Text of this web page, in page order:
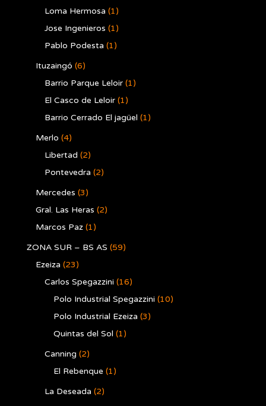
Loma Hermosa (1)
Jose Ingenieros (1)
Pablo Podesta (1)
Ituzaingó (6)
Barrio Parque Leloir (1)
El Casco de Leloir (1)
Barrio Cerrado El jagüel (1)
Merlo (4)
Libertad (2)
Pontevedra (2)
Mercedes (3)
Gral. Las Heras (2)
Marcos Paz (1)
ZONA SUR – BS AS (59)
Ezeiza (23)
Carlos Spegazzini (16)
Polo Industrial Spegazzini (10)
Polo Industrial Ezeiza (3)
Quintas del Sol (1)
Canning (2)
El Rebenque (1)
La Deseada (2)